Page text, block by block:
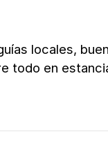
locales,
todo en